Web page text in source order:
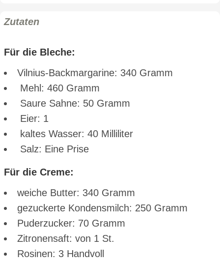
Zutaten
Für die Bleche:
Vilnius-Backmargarine: 340 Gramm
Mehl: 460 Gramm
Saure Sahne: 50 Gramm
Eier: 1
kaltes Wasser: 40 Milliliter
Salz: Eine Prise
Für die Creme:
weiche Butter: 340 Gramm
gezuckerte Kondensmilch: 250 Gramm
Puderzucker: 70 Gramm
Zitronensaft: von 1 St.
Rosinen: 3 Handvoll